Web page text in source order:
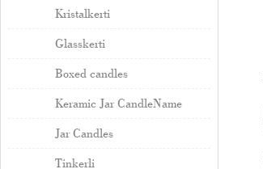
Kristalkerti
Glasskerti
Boxed candles
Keramic Jar CandleName
Jar Candles
Tinkerli